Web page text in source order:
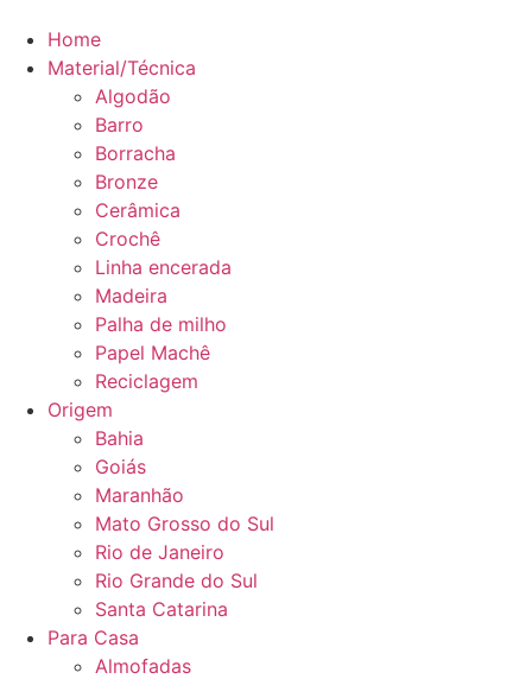
Home
Material/Técnica
Algodão
Barro
Borracha
Bronze
Cerâmica
Crochê
Linha encerada
Madeira
Palha de milho
Papel Machê
Reciclagem
Origem
Bahia
Goiás
Maranhão
Mato Grosso do Sul
Rio de Janeiro
Rio Grande do Sul
Santa Catarina
Para Casa
Almofadas